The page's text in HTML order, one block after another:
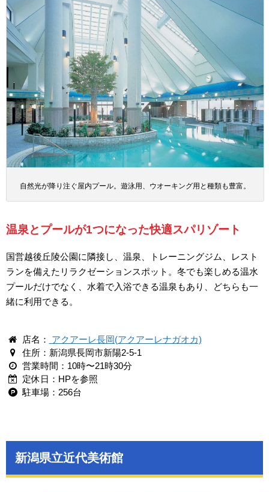
自然光が降り注ぐ屋内プール。遊泳用、ウオーキング用と種類も豊富。
温泉とプールが1つになった快適スパリゾート
国営越後丘陵公園に隣接し、温泉、トレーニングジム、レスト
ランを備えたリラクゼーションスポット。冬でも楽しめる温水
プールだけでなく、水着で入浴できる温泉もあり、どちらも一
緒に利用できる。
店名：
アクアーレ長岡(アクアーレナガオカ)
住所：新潟県長岡市新陽2-5-1
営業時間：10時〜21時30分
定休日：HPを参照
駐車場：256台
新潟県立近代美術館